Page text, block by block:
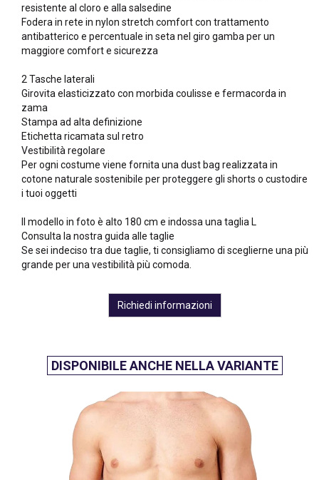
resistente al cloro e alla salsedine
Fodera in rete in nylon stretch comfort con trattamento
antibatterico e percentuale in seta nel giro gamba per un
maggiore comfort e sicurezza
2 Tasche laterali
Girovita elasticizzato con morbida coulisse e fermacorda in
zama
Stampa ad alta definizione
Etichetta ricamata sul retro
Vestibilità regolare
Per ogni costume viene fornita una dust bag realizzata in
cotone naturale sostenibile per proteggere gli shorts o custodire
i tuoi oggetti
Il modello in foto è alto 180 cm e indossa una taglia L
Consulta la nostra guida alle taglie
Se sei indeciso tra due taglie, ti consigliamo di sceglierne una più
grande per una vestibilità più comoda.
Richiedi informazioni
DISPONIBILE ANCHE NELLA VARIANTE